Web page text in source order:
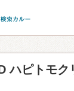
ハピトモク